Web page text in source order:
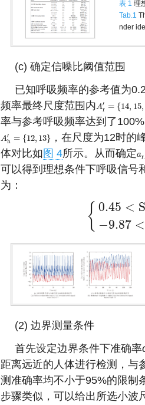
表 1 理
Tab.1
nder
(c) 确定信噪比阈值范围
已知呼吸频率的参考值为
频率最终尺度范围内A′
r = {14, 15,
Ar′= {14, 15, 16,
率与参考呼吸频率达到了
A′
h = {12, 13}
Ah′ ={12 13}
，在尺度为12时的
体对比如图 4所示。从而确定ar
ar
可以得到理想条件下呼吸信号
为：
{ 0.45 <
−9.87 <
{0
(2) 边界测量条件
首先设定边界条件下准确率
距离远近的人体进行检测，与
测准确率均不小于95%的限制
步骤类似，可以给出所选小波